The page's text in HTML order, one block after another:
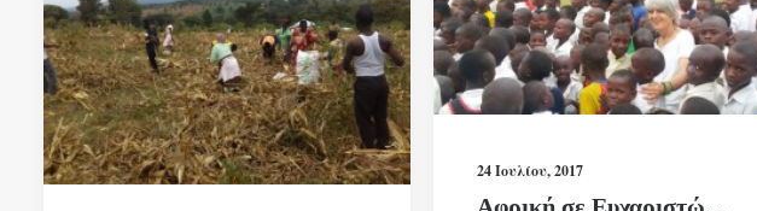
24 Ιουλίου, 2017